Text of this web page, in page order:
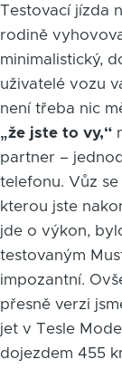
Testovací jízda
rodině
minimalistický,
uživatelé vozu
není třeba nic
„že jste to vy,“
partner –
telefonu. Vůz
kterou jste
jde o výkon,
testovaným
impozantní.
přesně verzi
jet v Tesle
dojezdem 455